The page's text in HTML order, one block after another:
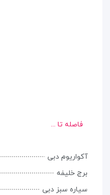
فاصله تا ...
آکواریوم دبی
برج خلیفه
سیاره سبز دبی